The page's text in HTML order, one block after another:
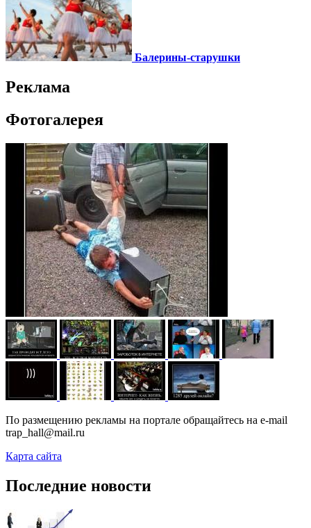
Балерины-старушки
Реклама
Фотогалерея
По размещению рекламы на портале обращайтесь на e-mail
trap_hall@mail.ru
Карта сайта
Последние новости